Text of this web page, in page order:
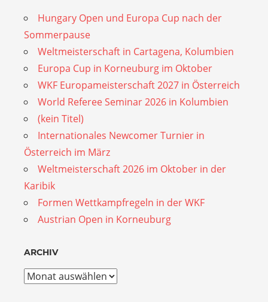
Hungary Open und Europa Cup nach der
Sommerpause
Weltmeisterschaft in Cartagena, Kolumbien
Europa Cup in Korneuburg im Oktober
WKF Europameisterschaft 2027 in Österreich
World Referee Seminar 2026 in Kolumbien
(kein Titel)
Internationales Newcomer Turnier in
Österreich im März
Weltmeisterschaft 2026 im Oktober in der
Karibik
Formen Wettkampfregeln in der WKF
Austrian Open in Korneuburg
ARCHIV
Archiv